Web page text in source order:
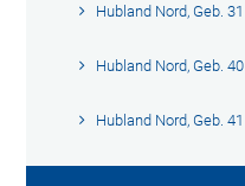
Hubland Nord, Geb. 31
Hubland Nord, Geb. 40
Hubland Nord, Geb. 41